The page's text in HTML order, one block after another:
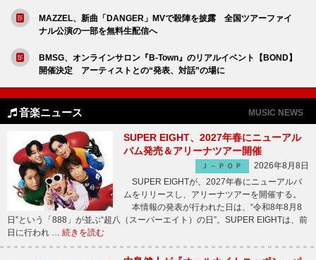
MAZZEL、新曲「DANGER」MVで殺陣を披露 全国ツアーファイ
ナル公演の一部を無料生配信へ
BMSG、オンラインサロン『B-Town』のリアルイベント【BOND】
開催決定 アーティストとの“発表、対話”の場に
音楽ニュース MUSIC NEWS
SUPER EIGHT、2027年春にニューアル
バム発売＆アリーナツアー開催
Ｊ－ＰＯＰ
2026年8月8日
SUPER EIGHTが、2027年春にニューアルバ
ムをリリースし、アリーナツアーを開催する。
本情報の発表が行われた日は、“令和8年8月8
日”という「888」が並ぶ“超八（スーパーエイト）の日”。SUPER EIGHTは、前
日に行われ … 続きを読む